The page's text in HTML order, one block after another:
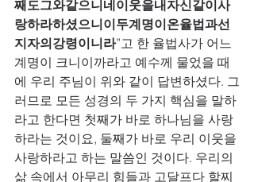
째도그와같으니네이웃을내자신같이사
랑하라하셨으니이두계명이온율법과선
지자의강령이니라”고 한 율법사가 어느
계명이 크니이까라고 예수께 물었을 때
에 우리 주님이 위와 같이 답변하셨다. 그
러므로 모든 성경의 두 가지 핵심을 말하
라고 한다면 첫째가 바로 하나님을 사랑
하라는 것이요, 둘째가 바로 우리 이웃을
사랑하라고 하는 말씀인 것이다. 우리의
삶 속에서 아무리 힘들과 고달프다 할찌